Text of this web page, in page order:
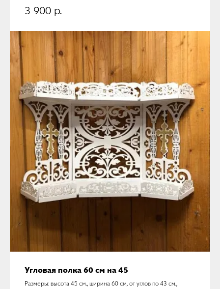
3 900 р.
Угловая полка 60 см на 45
Размеры: высота 45 см., ширина 60 см, от углов по 43 см.,